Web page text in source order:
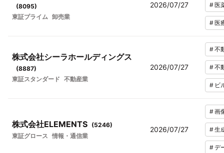
(8095)
東証プライム 卸売業
2026/07/27 #医
#医
株式会社シーラホールディングス
(8887)
東証スタンダード 不動産業
2026/07/27
#不
#不
# ビ
株式会社ELEMENTS (5246)
東証グロース 情報・通信業
2026/07/27
#画
#生
#デ